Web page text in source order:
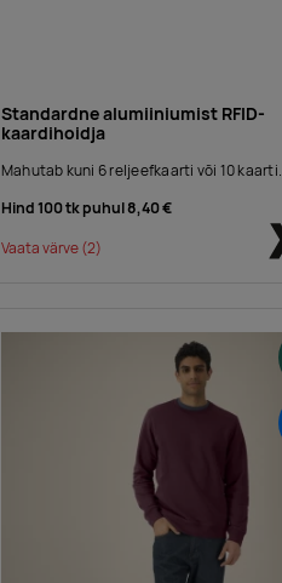
Standardne alumiiniumist RFID-
kaardihoidja
Mahutab kuni 6 reljeefkaarti või 10 kaarti.
Hind 100 tk puhul8,40 €
Vaata värve(2)